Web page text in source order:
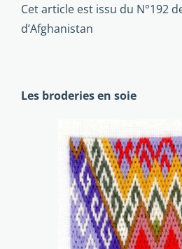
Cet article est issu du N°192
d’Afghanistan
Les broderies en soie